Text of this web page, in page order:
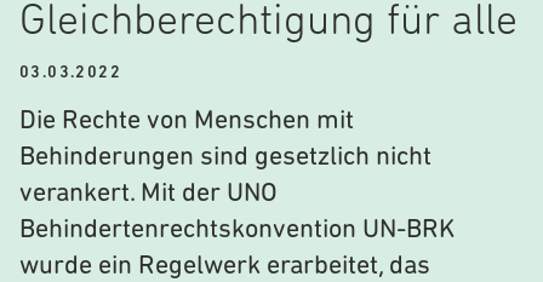
Gleichberechtigung für alle
03.03.2022
Die Rechte von Menschen mit
Behinderungen sind gesetzlich nicht
verankert. Mit der UNO
Behindertenrechtskonvention UN-BRK
wurde ein Regelwerk erarbeitet, das